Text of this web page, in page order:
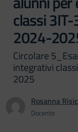
classi
2024-
Circolare
integrativi
2025
Rosanna
Docente